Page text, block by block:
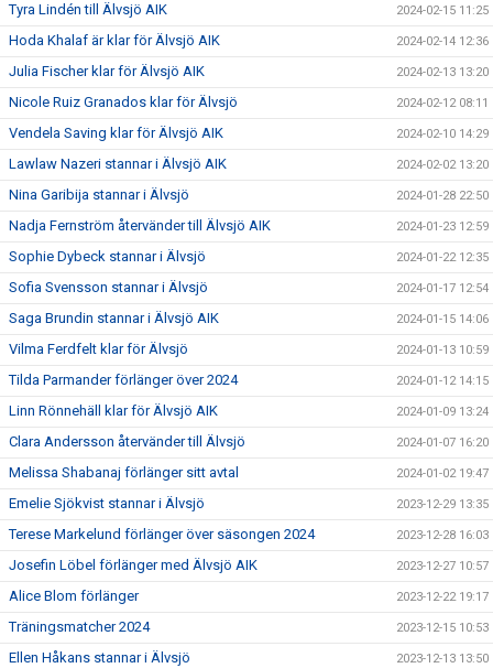
Tyra Lindén till Älvsjö AIK 2024-02-15 11:25
Hoda Khalaf är klar för Älvsjö AIK 2024-02-14 12:36
Julia Fischer klar för Älvsjö AIK 2024-02-13 13:20
Nicole Ruiz Granados klar för Älvsjö 2024-02-12 08:11
Vendela Saving klar för Älvsjö AIK 2024-02-10 14:29
Lawlaw Nazeri stannar i Älvsjö AIK 2024-02-02 13:20
Nina Garibija stannar i Älvsjö 2024-01-28 22:50
Nadja Fernström återvänder till Älvsjö AIK 2024-01-23 12:59
Sophie Dybeck stannar i Älvsjö 2024-01-22 12:35
Sofia Svensson stannar i Älvsjö 2024-01-17 12:54
Saga Brundin stannar i Älvsjö AIK 2024-01-15 14:06
Vilma Ferdfelt klar för Älvsjö 2024-01-13 10:59
Tilda Parmander förlänger över 2024 2024-01-12 14:15
Linn Rönnehäll klar för Älvsjö AIK 2024-01-09 13:24
Clara Andersson återvänder till Älvsjö 2024-01-07 16:20
Melissa Shabanaj förlänger sitt avtal 2024-01-02 19:47
Emelie Sjökvist stannar i Älvsjö 2023-12-29 13:35
Terese Markelund förlänger över säsongen 2024 2023-12-28 16:03
Josefin Löbel förlänger med Älvsjö AIK 2023-12-27 10:57
Alice Blom förlänger 2023-12-22 19:17
Träningsmatcher 2024 2023-12-15 10:53
Ellen Håkans stannar i Älvsjö 2023-12-13 13:50